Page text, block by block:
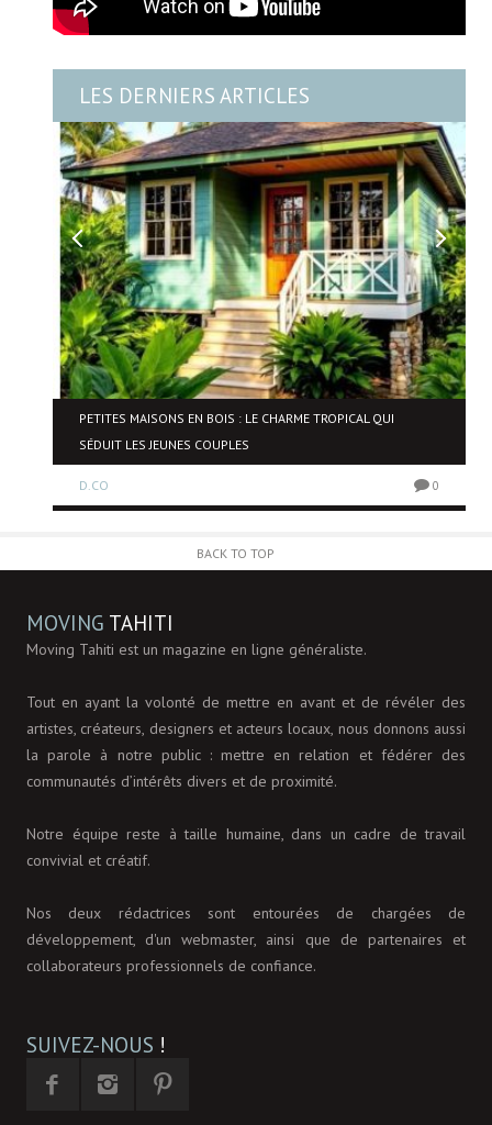
LES DERNIERS ARTICLES
PETITES MAISONS EN BOIS : LE CHARME TROPICAL QUI
SÉDUIT LES JEUNES COUPLES
D.CO 0
BACK TO TOP
MOVING TAHITI
Moving Tahiti est un magazine en ligne généraliste.
Tout en ayant la volonté de mettre en avant et de révéler des
artistes, créateurs, designers et acteurs locaux, nous donnons aussi
la parole à notre public : mettre en relation et fédérer des
communautés d’intérêts divers et de proximité.
Notre équipe reste à taille humaine, dans un cadre de travail
convivial et créatif.
Nos deux rédactrices sont entourées de chargées de
développement, d'un webmaster, ainsi que de partenaires et
collaborateurs professionnels de confiance.
SUIVEZ-NOUS !